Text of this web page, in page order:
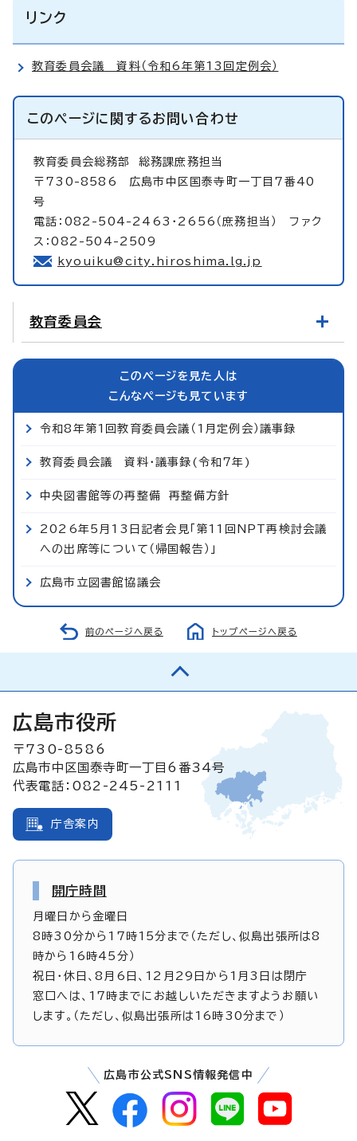
リンク
教育委員会議 資料（令和6年第13回定例会）
このページに関するお問い合わせ
教育委員会総務部 総務課庶務担当
〒730-8586 広島市中区国泰寺町一丁目7番40
号
電話：082-504-2463・2656（庶務担当） ファク
ス：082-504-2509
kyouiku@city.hiroshima.lg.jp
教育委員会
このページを見た人は
こんなページも見ています
令和8年第1回教育委員会議（1月定例会）議事録
教育委員会議 資料・議事録(令和7年)
中央図書館等の再整備 再整備方針
2026年5月13日記者会見「第11回NPT再検討会議
への出席等について（帰国報告）」
広島市立図書館協議会
前のページへ戻る トップページへ戻る
広島市役所
〒730-8586
広島市中区国泰寺町一丁目6番34号
代表電話：082-245-2111
庁舎案内
開庁時間
月曜日から金曜日
8時30分から17時15分まで（ただし、似島出張所は8
時から16時45分）
祝日・休日、8月6日、12月29日から1月3日は閉庁
窓口へは、17時までにお越しいただきますようお願い
します。（ただし、似島出張所は16時30分まで）
広島市公式SNS情報発信中